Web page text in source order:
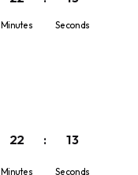
Minutes Seconds
22
Minutes
12
Seconds